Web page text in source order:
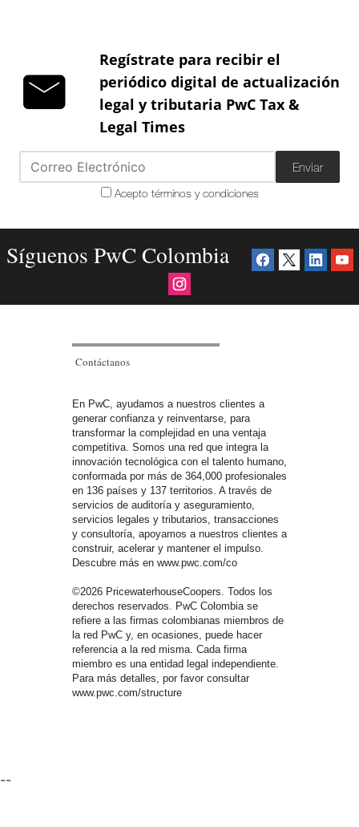
Regístrate para recibir el
periódico digital de actualización
legal y tributaria PwC Tax &
Legal Times
Enviar
Acepto términos y condiciones
Síguenos PwC Colombia
Contáctanos
En PwC, ayudamos a nuestros clientes a
generar confianza y reinventarse, para
transformar la complejidad en una ventaja
competitiva. Somos una red que integra la
innovación tecnológica con el talento humano,
conformada por más de 364,000 profesionales
en 136 países y 137 territorios. A través de
servicios de auditoría y aseguramiento,
servicios legales y tributarios, transacciones
y consultoría, apoyamos a nuestros clientes a
construir, acelerar y mantener el impulso.
Descubre más en www.pwc.com/co
©2026 PricewaterhouseCoopers. Todos los
derechos reservados. PwC Colombia se
refiere a las firmas colombianas miembros de
la red PwC y, en ocasiones, puede hacer
referencia a la red misma. Cada firma
miembro es una entidad legal independiente.
Para más detalles, por favor consultar
www.pwc.com/structure
--